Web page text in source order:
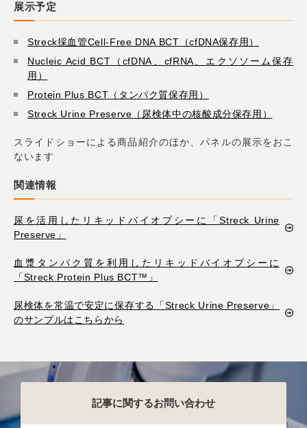
展示予定
Streck採血管Cell-Free DNA BCT（cfDNA保存用）
Nucleic Acid BCT（cfDNA、cfRNA、エクソソーム保存
用）
Protein Plus BCT（タンパク質保存用）
Streck Urine Preserve（尿検体中の核酸成分保存用）
スライドショーによる商品紹介のほか、パネルの展示をおこ
ないます
関連情報
尿を活用したリキッドバイオプシーに「Streck Urine
Preserve」
血漿タンパク質を利用したリキッドバイオプシーに
「Streck Protein Plus BCT™」
尿検体を常温で安定に保存する「Streck Urine Preserve」
のサンプルはこちらから
記事に関するお問い合わせ